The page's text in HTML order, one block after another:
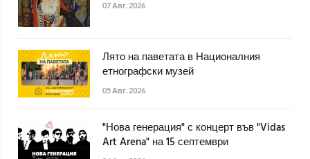
07 Авг. 2026
Лято на паветата в Националния
етнографски музей
05 Авг. 2026
"Нова генерация" с концерт във "Vidas
Art Arena" на 15 септември